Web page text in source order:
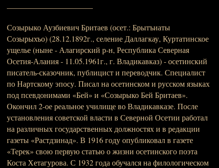
Созырыко Аузбиевич Бритаев (осет.: Брытъиаты
Созырыхъо) (28.12.1892г., селение Даллагкау, Куртатинское
ущелье (ныне - Алагирский р-н, Республика Северная
Осетия-Алания - 11.05.1961г., г. Владикавказ) - осетинский
писатель-сказочник, публицист и переводчик. Специалист
по Нартскому эпосу. Писал на осетинском и русском языках
под псевдонимами «Бей» и «Созырыко Бей Бритаев».
Окончил 2-ое реальное училище во Владикавказе. После
установления советской власти в Северной Осетии работал
на различных государственных должностях и в редакции
газеты «Растдзинад». В 1916 году опубликовал в газете
«Терек» свою первую статью о жизни осетинского поэта
Коста Хетагурова. С 1932 года обучался на филологическом